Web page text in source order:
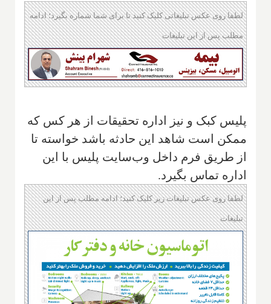
لطفا روی عکس تبلیغاتی کلیک کنید تا برای شما شماره بگیرد؛ ادامه
مطلب پس از این تبلیغات
پلیس کبک و نیز اداره تحقیقات از هر کس که
ممکن است شاهد این حادثه باشد خواسته تا
از طریق فرم داخل وب‌سایت پلیس با این
اداره تماس بگیرد.
لطفا روی عکس تبلیغات زیر کلیک کنید؛ ادامه مطلب پس از این
تبلیغات